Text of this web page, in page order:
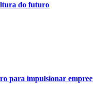
do futuro
para impulsionar